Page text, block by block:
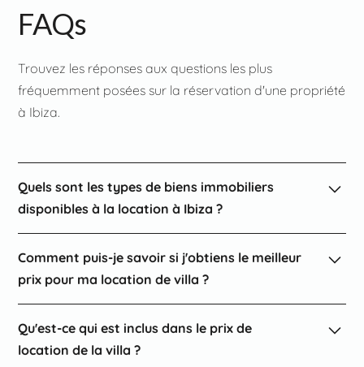
FAQs
Trouvez les réponses aux questions les plus
fréquemment posées sur la réservation d'une propriété
à Ibiza.
Quels sont les types de biens immobiliers
disponibles à la location à Ibiza ?
tous les goûts. Dans le nord de l'île, immergez-vous
dans une nature d'une beauté époustouflante avec des
Fincas de campagne et des villas perchées sur des
falaises offrant des vues à couper le souffle. Si vous
cherchez quelque chose de plus proche du cœur
Comment puis-je savoir si j'obtiens le meilleur
prix pour ma location de villa ?
votre location de villa avec nous. Voici comment nous y
parvenons :
Qu'est-ce qui est inclus dans le prix de
location de la villa ?